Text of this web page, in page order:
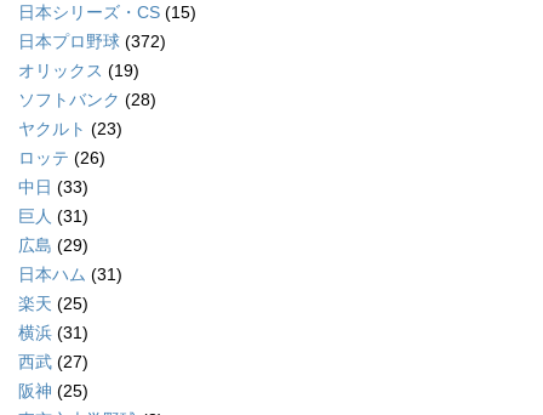
日本シリーズ・CS (15)
日本プロ野球 (372)
オリックス (19)
ソフトバンク (28)
ヤクルト (23)
ロッテ (26)
中日 (33)
巨人 (31)
広島 (29)
日本ハム (31)
楽天 (25)
横浜 (31)
西武 (27)
阪神 (25)